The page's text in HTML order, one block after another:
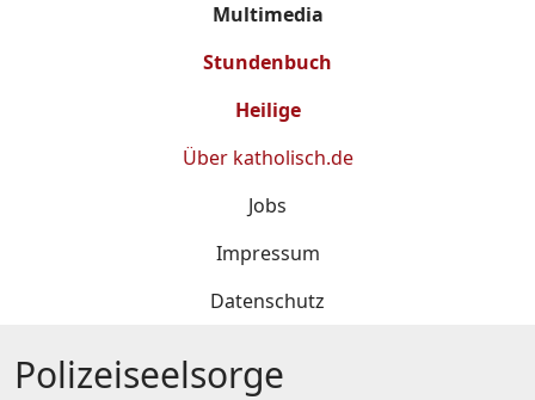
Multimedia
Stundenbuch
Heilige
Über katholisch.de
Jobs
Impressum
Datenschutz
Polizeiseelsorge